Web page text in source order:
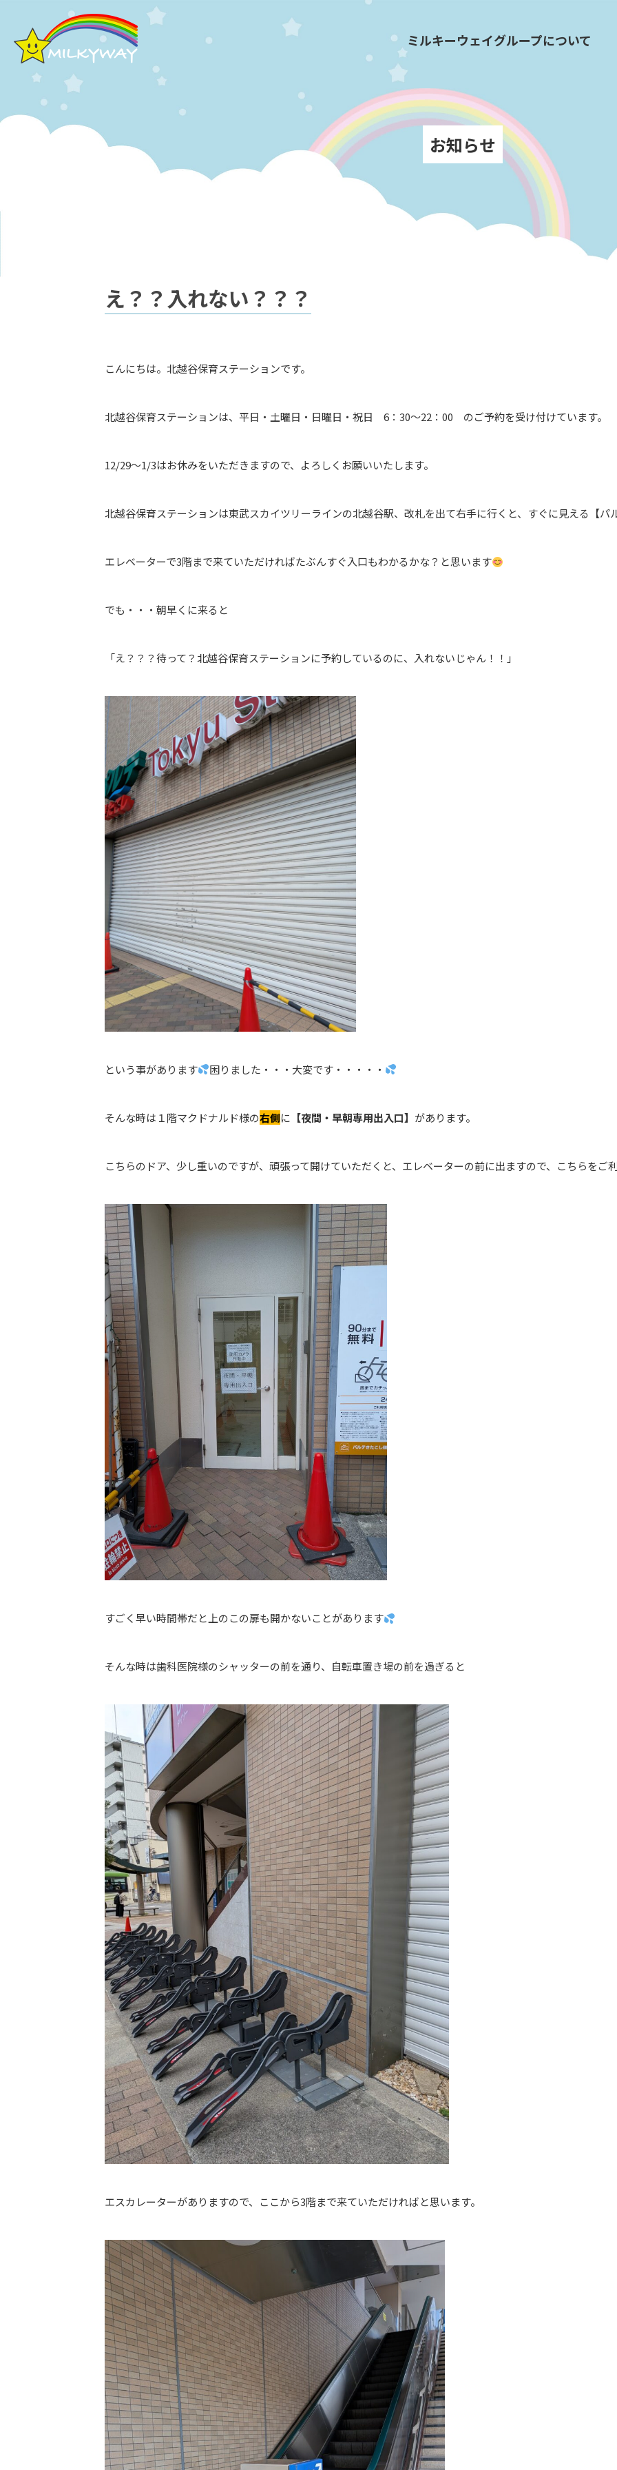
ミルキーウェイグループについて
お知らせ
え？？入れない？？？
こんにちは。北越谷保育ステーションです。
北越谷保育ステーションは、平日・土曜日・日曜日・祝日 6：30～22：00 のご予約を受け付けています。
12/29～1/3はお休みをいただきますので、よろしくお願いいたします。
北越谷保育ステーションは東武スカイツリーラインの北越谷駅、改札を出て右手に行くと、すぐに見える【パ
エレベーターで3階まで来ていただければたぶんすぐ入口もわかるかな？と思います
でも・・・朝早くに来ると
「え？？？待って？北越谷保育ステーションに予約しているのに、入れないじゃん！！」
という事があります 困りました・・・大変です・・・・・
そんな時は１階マクドナルド様の右側に 【夜間・早朝専用出入口】 があります。
こちらのドア、少し重いのですが、頑張って開けていただくと、エレベーターの前に出ますので、こちらをご
すごく早い時間帯だと上のこの扉も開かないことがあります
そんな時は歯科医院様のシャッターの前を通り、自転車置き場の前を過ぎると
エスカレーターがありますので、ここから3階まで来ていただければと思います。